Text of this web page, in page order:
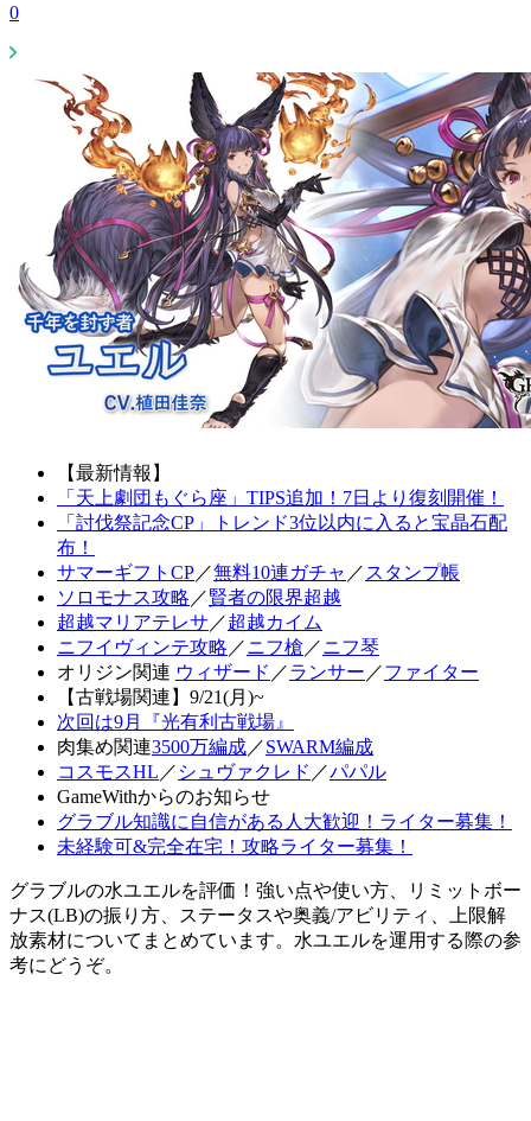
0
【最新情報】
「天上劇団もぐら座」TIPS追加！7日より復刻開催！
「討伐祭記念CP」トレンド3位以内に入ると宝晶石配
布！
サマーギフトCP／無料10連ガチャ ／ スタンプ帳
ソロモナス攻略 ／賢者の限界超越
超越マリアテレサ ／超越カイム
ニフイヴィンテ攻略 ／ニフ槍 ／ニフ琴
オリジン関連 ウィザード ／ランサー ／ファイター
【古戦場関連】9/21(月)~
次回は9月『光有利古戦場』
肉集め関連3500万編成／SWARM編成
コスモスHL ／ シュヴァクレド ／パパル
GameWithからのお知らせ
グラブル知識に自信がある人大歓迎！ライター募集！
未経験可&完全在宅！攻略ライター募集！
グラブルの水ユエルを評価！強い点や使い方、リミットボー
ナス(LB)の振り方、ステータスや奥義/アビリティ、上限解
放素材についてまとめています。水ユエルを運用する際の参
考にどうぞ。